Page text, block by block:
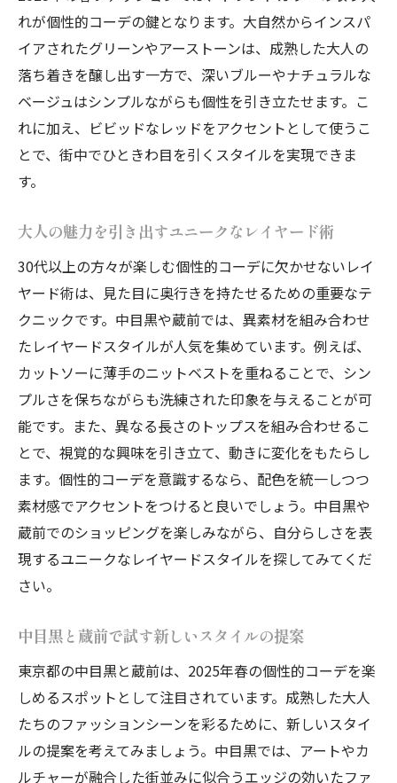
れが個性的コーデの鍵となります。大自然からインスパ
イアされたグリーンやアーストーンは、成熟した大人の
落ち着きを醸し出す一方で、深いブルーやナチュラルな
ベージュはシンプルながらも個性を引き立たせます。こ
れに加え、ビビッドなレッドをアクセントとして使うこ
とで、街中でひときわ目を引くスタイルを実現できま
す。
大人の魅力を引き出すユニークなレイヤード術
30代以上の方々が楽しむ個性的コーデに欠かせないレイ
ヤード術は、見た目に奥行きを持たせるための重要なテ
クニックです。中目黒や蔵前では、異素材を組み合わせ
たレイヤードスタイルが人気を集めています。例えば、
カットソーに薄手のニットベストを重ねることで、シン
プルさを保ちながらも洗練された印象を与えることが可
能です。また、異なる長さのトップスを組み合わせるこ
とで、視覚的な興味を引き立て、動きに変化をもたらし
ます。個性的コーデを意識するなら、配色を統一しつつ
素材感でアクセントをつけると良いでしょう。中目黒や
蔵前でのショッピングを楽しみながら、自分らしさを表
現するユニークなレイヤードスタイルを探してみてくだ
さい。
中目黒と蔵前で試す新しいスタイルの提案
東京都の中目黒と蔵前は、2025年春の個性的コーデを楽
しめるスポットとして注目されています。成熟した大人
たちのファッションシーンを彩るために、新しいスタイ
ルの提案を考えてみましょう。中目黒では、アートやカ
ルチャーが融合した街並みに似合うエッジの効いたファ